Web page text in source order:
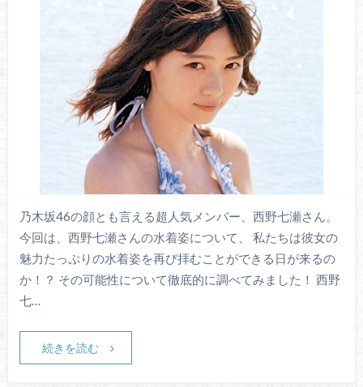
乃木坂46の顔とも言える超人気メンバー、西野七瀬さん。
今回は、西野七瀬さんの水着姿について、 私たちは彼女の
魅力たっぷりの水着姿を再び拝むことができる日が来るの
か！？ その可能性について徹底的に調べてみました！ 西野
七…
続きを読む